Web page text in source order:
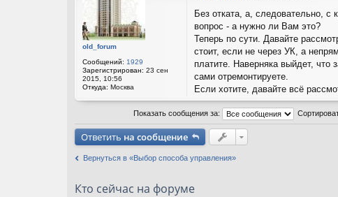
old_forum
Сообщений: 1929
Зарегистрирован: 23 сен
2015, 10:56
Откуда: Москва
о
б
е
н
е
Без отката, а, следовательно, с
вопрос - а нужно ли Вам это?
Теперь по сути. Давайте
стоит, если не через УК, а
платите. Наверняка выйдет,
сами отремонтируете.
Если хотите, давайте всё
Показать сообщения за:
Ответить на сообщение
Вернуться в «Выбор способа управления»
Кто сейчас на форуме